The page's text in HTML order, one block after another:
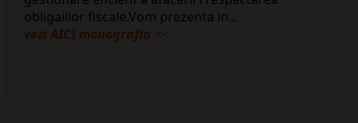
obligaiilor fiscale.Vom prezenta in...
vezi AICI monografia <<